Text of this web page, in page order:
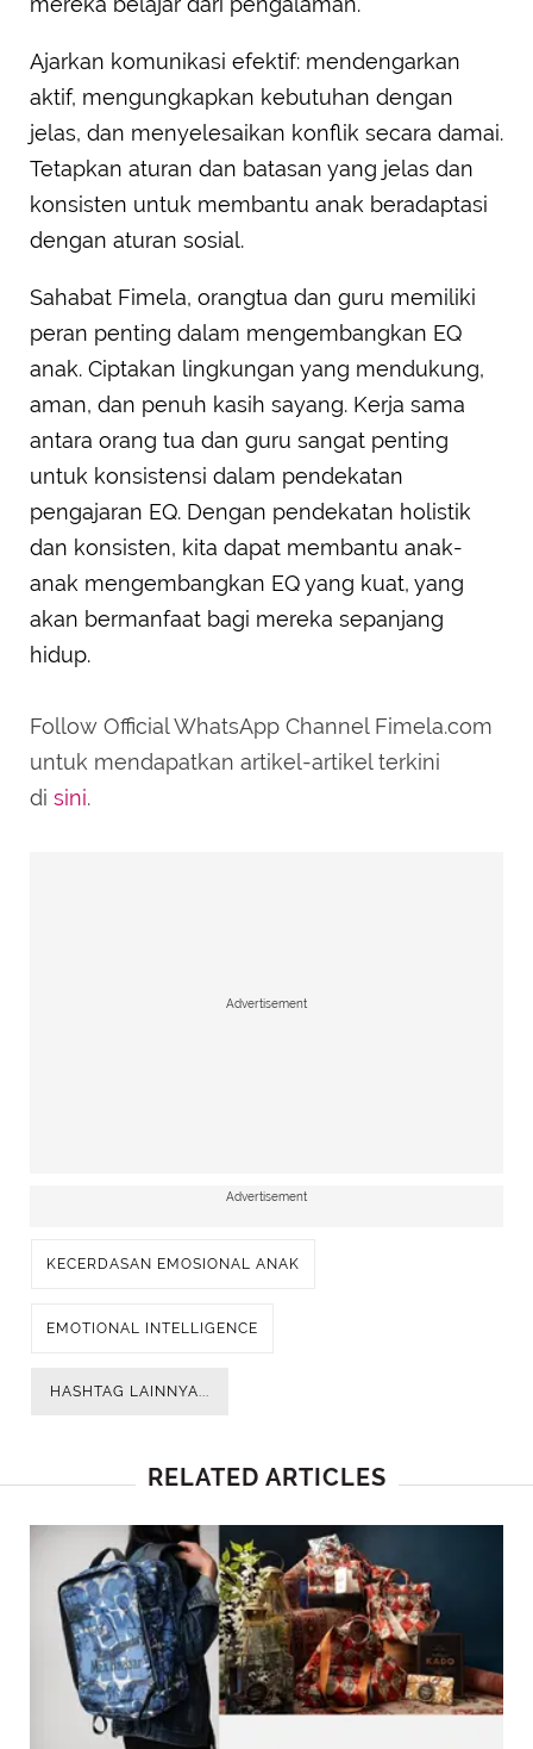
Ajarkan komunikasi efektif: mendengarkan
aktif, mengungkapkan kebutuhan dengan
jelas, dan menyelesaikan konflik secara damai.
Tetapkan aturan dan batasan yang jelas dan
konsisten untuk membantu anak beradaptasi
dengan aturan sosial.
Sahabat Fimela, orangtua dan guru memiliki
peran penting dalam mengembangkan EQ
anak. Ciptakan lingkungan yang mendukung,
aman, dan penuh kasih sayang. Kerja sama
antara orang tua dan guru sangat penting
untuk konsistensi dalam pendekatan
pengajaran EQ. Dengan pendekatan holistik
dan konsisten, kita dapat membantu anak-
anak mengembangkan EQ yang kuat, yang
akan bermanfaat bagi mereka sepanjang
hidup.
Follow Official WhatsApp Channel Fimela.com
untuk mendapatkan artikel-artikel terkini
di sini.
Advertisement
Advertisement
KECERDASAN EMOSIONAL ANAK
EMOTIONAL INTELLIGENCE
HASHTAG LAINNYA...
RELATED ARTICLES